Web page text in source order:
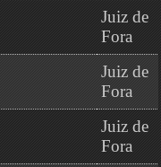
Juiz de
Fora
Juiz de
Fora
Juiz de
Fora